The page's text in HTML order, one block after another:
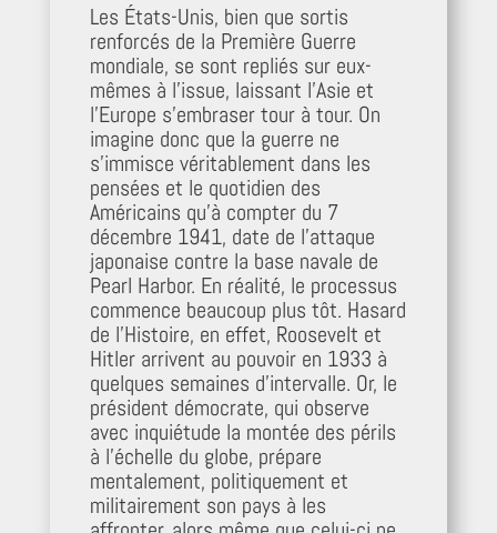
Les États-Unis, bien que sortis
renforcés de la Première Guerre
mondiale, se sont repliés sur eux-
mêmes à l’issue, laissant l’Asie et
l’Europe s’embraser tour à tour. On
imagine donc que la guerre ne
s’immisce véritablement dans les
pensées et le quotidien des
Américains qu’à compter du 7
décembre 1941, date de l’attaque
japonaise contre la base navale de
Pearl Harbor. En réalité, le processus
commence beaucoup plus tôt. Hasard
de l’Histoire, en effet, Roosevelt et
Hitler arrivent au pouvoir en 1933 à
quelques semaines d’intervalle. Or, le
président démocrate, qui observe
avec inquiétude la montée des périls
à l’échelle du globe, prépare
mentalement, politiquement et
militairement son pays à les